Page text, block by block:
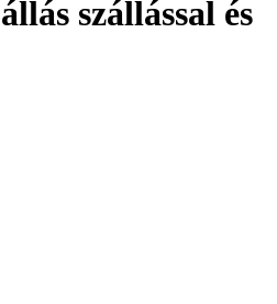
szállással és